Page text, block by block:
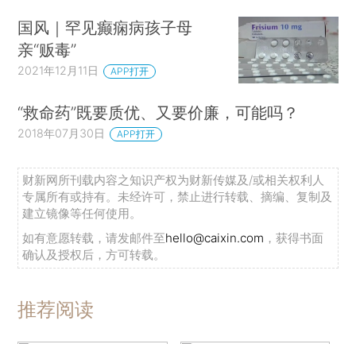
国风｜罕见癫痫病孩子母
亲“贩毒”
2021年12月11日 APP打开
“救命药”既要质优、又要价廉，可能吗？
2018年07月30日 APP打开
财新网所刊载内容之知识产权为财新传媒及/或相关权利人
专属所有或持有。未经许可，禁止进行转载、摘编、复制及
建立镜像等任何使用。
如有意愿转载，请发邮件至hello@caixin.com ，获得书面
确认及授权后，方可转载。
推荐阅读